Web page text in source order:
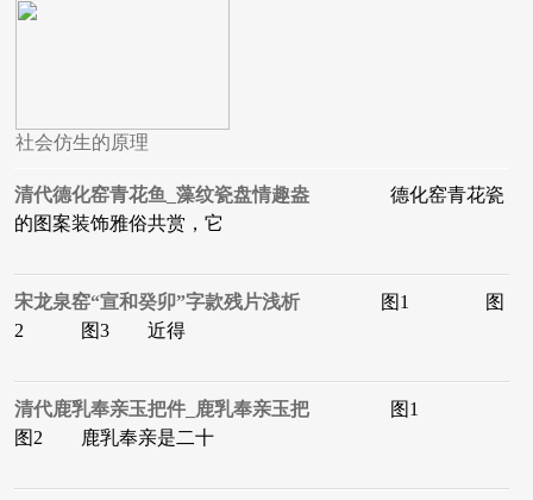
社会仿生的原理
清代德化窑青花鱼_藻纹瓷盘情趣盎 德化窑青花瓷
的图案装饰雅俗共赏，它
宋龙泉窑“宣和癸卯”字款残片浅析 图1 图
2 图3 近得
清代鹿乳奉亲玉把件_鹿乳奉亲玉把 图1
图2 鹿乳奉亲是二十